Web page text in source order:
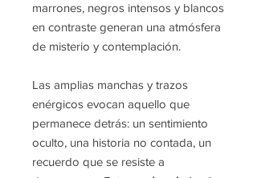
marrones, negros intensos y blancos
en contraste generan una atmósfera
de misterio y contemplación.
Las amplias manchas y trazos
enérgicos evocan aquello que
permanece detrás: un sentimiento
oculto, una historia no contada, un
recuerdo que se resiste a